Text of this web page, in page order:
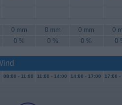
0 mm 0 mm 0 mm
0
0 % 0 % 0 % 0
08:00 - 11:00 11:00 - 14:00 14:00 - 17:00 17:00 -